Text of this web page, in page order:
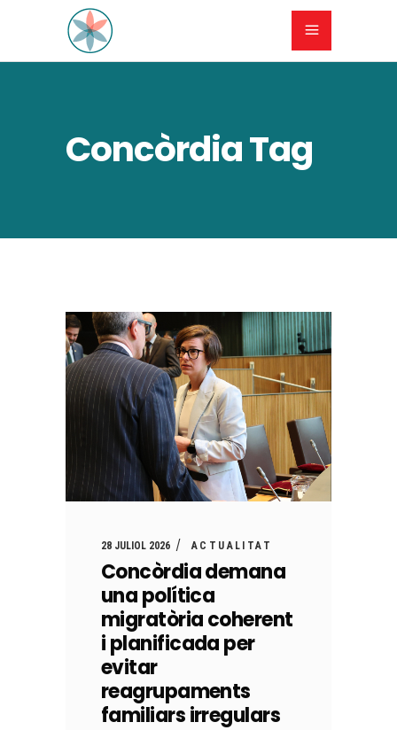
Concòrdia Tag
28 JULIOL 2026 ACTUALITAT
Concòrdia demana
una política
migratòria coherent
i planificada per
evitar
reagrupaments
familiars irregulars